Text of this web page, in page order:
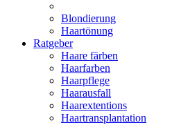
Blondierung
Haartönung
Ratgeber
Haare färben
Haarfarben
Haarpflege
Haarausfall
Haarextentions
Haartransplantation